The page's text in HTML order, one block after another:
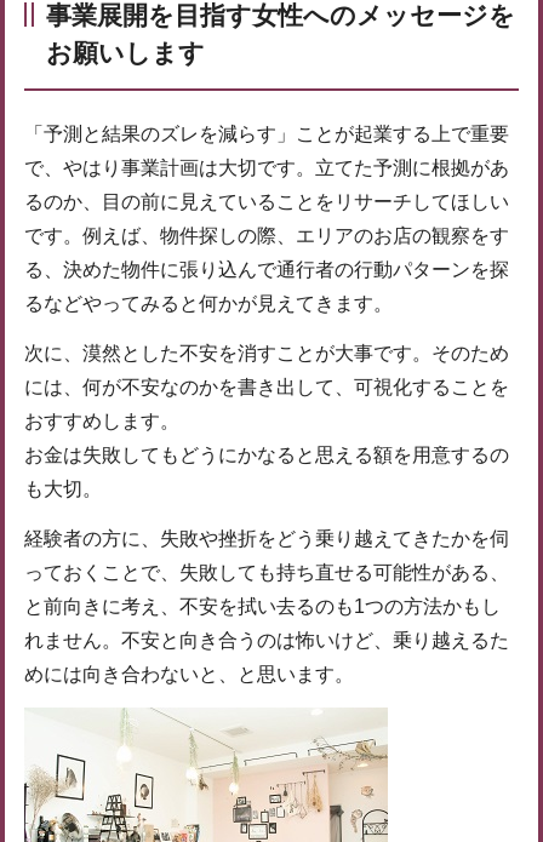
事業展開を目指す女性へのメッセージを
お願いします
「予測と結果のズレを減らす」ことが起業する上で重要
で、やはり事業計画は大切です。立てた予測に根拠があ
るのか、目の前に見えていることをリサーチしてほしい
です。例えば、物件探しの際、エリアのお店の観察をす
る、決めた物件に張り込んで通行者の行動パターンを探
るなどやってみると何かが見えてきます。
次に、漠然とした不安を消すことが大事です。そのため
には、何が不安なのかを書き出して、可視化することを
おすすめします。
お金は失敗してもどうにかなると思える額を用意するの
も大切。
経験者の方に、失敗や挫折をどう乗り越えてきたかを伺
っておくことで、失敗しても持ち直せる可能性がある、
と前向きに考え、不安を拭い去るのも1つの方法かもし
れません。不安と向き合うのは怖いけど、乗り越えるた
めには向き合わないと、と思います。